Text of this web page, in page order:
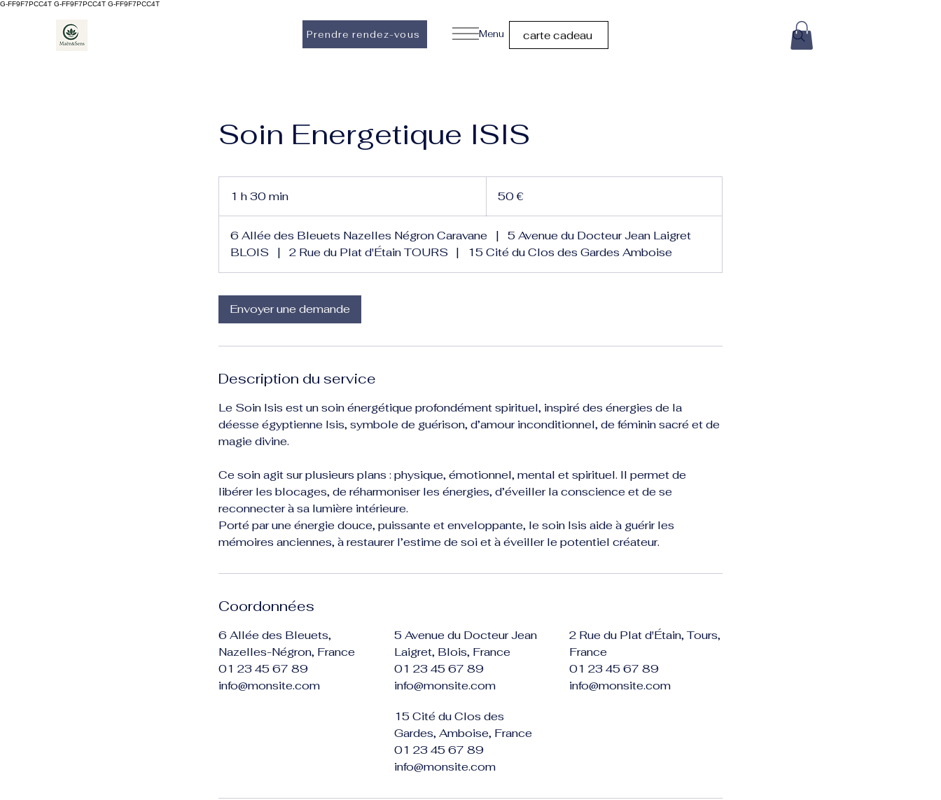
G-FF9F7PCC4T G-FF9F7PCC4T G-FF9F7PCC4T
Prendre rendez-vous Menu carte cadeau
Soin Energetique ISIS
1 h 30 min
3
m
50 €
6 Allée des Bleuets Nazelles Négron Caravane |
5 Avenue du Docteur Jean Laigret
BLOIS
| 2 Rue du Plat d'Étain TOURS | 15 Cité du Clos des Gardes Amboise
Envoyer une demande
Description du service
Le Soin Isis est un soin énergétique profondément spirituel, inspiré des énergies de la
déesse égyptienne Isis, symbole de guérison, d’amour inconditionnel, de féminin sacré et de
magie divine.
Ce soin agit sur plusieurs plans : physique, émotionnel, mental et spirituel. Il permet de
libérer les blocages, de réharmoniser les énergies, d’éveiller la conscience et de se
reconnecter à sa lumière intérieure.
Porté par une énergie douce, puissante et enveloppante, le soin Isis aide à guérir les
mémoires anciennes, à restaurer l’estime de soi et à éveiller le potentiel créateur.
Coordonnées
6 Allée des Bleuets,
Nazelles-Négron, France
01 23 45 67 89
info@monsite.com
5 Avenue du Docteur Jean
Laigret, Blois, France
01 23 45 67 89
info@monsite.com
2 Rue du Plat d'Étain, Tours,
France
01 23 45 67 89
info@monsite.com
15 Cité du Clos des
Gardes, Amboise, France
01 23 45 67 89
info@monsite.com